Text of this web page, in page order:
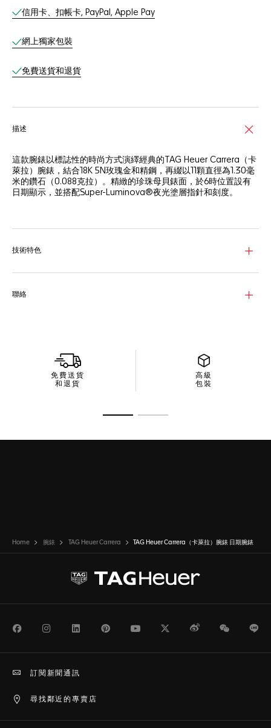
信用卡、扣帳卡, PayPal, Apple Pay
網上獨家包裝
免費送貨和退貨
描述
這款腕錶以標誌性的時尚方式演繹經典的TAG Heuer Carrera（卡
萊拉）腕錶，結合18K 5N玫瑰金和精鋼，再綴以11顆直徑為1.30毫
米的鑽石（0.088克拉）。精緻的珍珠母貝錶面，於6時位置設有
日期顯示，並搭配Super-Luminova®夜光塗層指針和刻度。
精緻的29毫米精鋼拋光錶殼，結合18K 5N純玫瑰金錶圈，搭載
鍊，並配備帶雙重安全按鈕的錶扣，確保緊扣於腕上。
技術特色
聯絡
免費送貨
和退貨
高級
包裝
Home 腕錶 TAG Heuer Carrera TAG Heuer Carrera（卡萊拉）腕錶 日期腕錶
FacebookInstagramLinkedInPinterestYoutubeTwitterWeiboWeChat
尋找鄰近的專賣店
訂閱新聞通訊